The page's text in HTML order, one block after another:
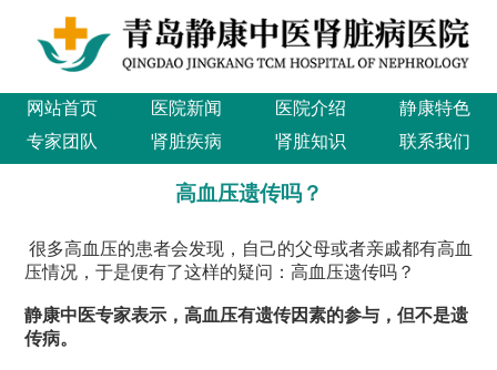
网站首页 医院新闻 医院介绍
静康特色
专家团队
肾脏疾病 肾脏知识 联系我们
高血压遗传吗？
很多高血压的患者会发现，自己的父母或者亲戚都有高血
压情况，于是便有了这样的疑问：高血压遗传吗？
静康中医专家表示， 高血压有遗传因素的参与，但不是遗
传病。